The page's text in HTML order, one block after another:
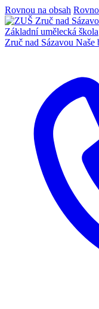
Rovnou na obsah
Základní umělecká škola
Zruč nad Sázavou Naše